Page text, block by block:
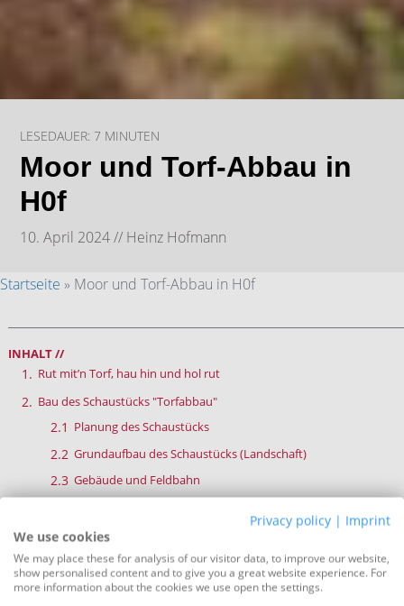
LESEDAUER: 7 MINUTEN
Moor und Torf-Abbau in
H0f
10. April 2024 // Heinz Hofmann
Startseite » Moor und Torf-Abbau in H0f
INHALT //
Rut mit’n Torf, hau hin und hol rut
Bau des Schaustücks "Torfabbau"
Planung des Schaustücks
Grundaufbau des Schaustücks (Landschaft)
Gebäude und Feldbahn
Die Feldbahnloren
Landschaftsgestaltung
Der Lagerplatz und Betriebshof
Privacy policy | Imprint
We use cookies
We may place these for analysis of our visitor data, to improve our website,
show personalised content and to give you a great website experience. For
more information about the cookies we use open the settings.